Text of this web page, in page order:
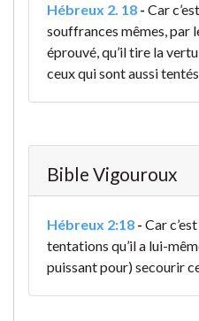
Hébreux 2. 18 - Car
souffrances mêmes, par
éprouvé, qu’il tire la
ceux qui sont aussi
Bible Vigouroux
Hébreux 2:18 - Car
tentations qu’il a lui-
puissant pour) secourir